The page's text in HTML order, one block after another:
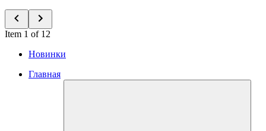
Item 1 of 12
Новинки
Главная